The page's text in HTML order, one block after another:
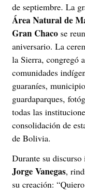
de septiembre. La
Área Natural de
Gran Chaco se
aniversario. La
la Sierra, congregó
comunidades
guaraníes,
guardaparques,
todas las
consolidación de
de Bolivia.
Durante su
Jorge Vanegas,
su creación: